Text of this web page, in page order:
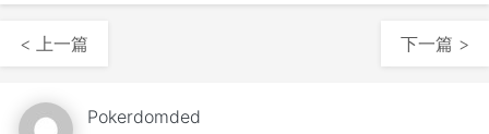
< 上一篇 下一篇 >
Pokerdomded